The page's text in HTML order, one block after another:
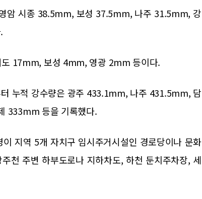
암 시종 38.5mm, 보성 37.5mm, 나주 31.5mm, 강
도 17mm, 보성 4mm, 영광 2mm 등이다.
누적 강수량은 광주 433.1mm, 나주 431.5mm, 담
333mm 등을 기록했다.
지역 5개 자치구 임시주거시설인 경로당이나 문화
천 주변 하부도로나 지하차도, 하천 둔치주차장, 세